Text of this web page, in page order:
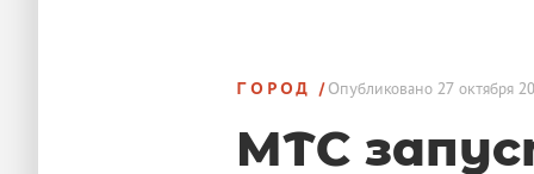
ГОРОД Опубликовано 27 октября
МТС